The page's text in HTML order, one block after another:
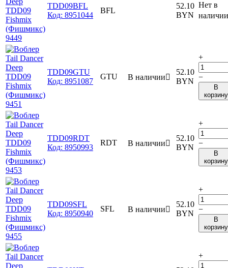
TDD09BFL
Код: 8951044
BFL
52.10
BYN
Нет в
наличии
TDD09GTU
Код: 8951087
GTU В наличии
52.10
BYN
+
−
В
корзину
TDD09RDT
Код: 8950993
RDT В наличии
52.10
BYN
+
−
В
корзину
TDD09SFL
Код: 8950940
SFL В наличии
52.10
BYN
+
−
В
корзину
+